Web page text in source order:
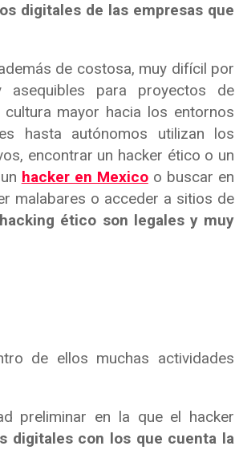
digitales de las empresas que
de costosa, muy difícil por
para proyectos de
mayor hacia los entornos
hasta autónomos utilizan los
encontrar un hacker ético o un
hacker en Mexicoo buscar en
malabares o acceder a sitios de
ético son legales y muy
de ellos muchas actividades
preliminar en la que el hacker
digitales con los que cuenta la